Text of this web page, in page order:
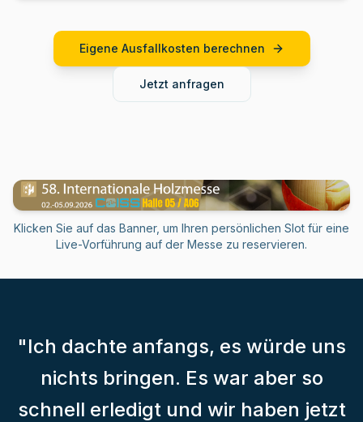
Eigene Ausfallkosten berechnen
Jetzt anfragen
Klicken Sie auf das Banner, um Ihren persönlichen Slot für eine
Live-Vorführung auf der Messe zu reservieren.
"Ich dachte anfangs, es würde uns
nichts bringen. Es war aber so
schnell erledigt und wir haben jetzt